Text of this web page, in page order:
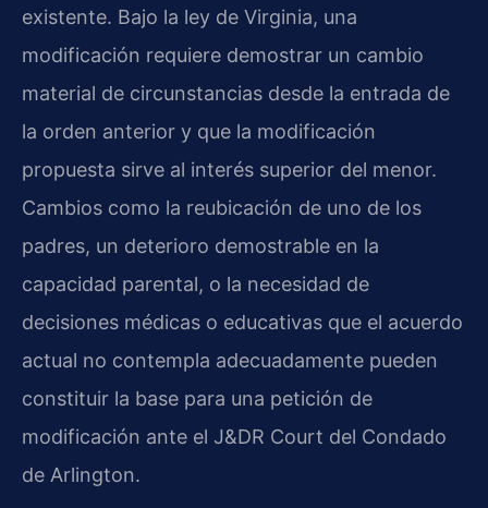
existente. Bajo la ley de Virginia, una
modificación requiere demostrar un cambio
material de circunstancias desde la entrada de
la orden anterior y que la modificación
propuesta sirve al interés superior del menor.
Cambios como la reubicación de uno de los
padres, un deterioro demostrable en la
capacidad parental, o la necesidad de
decisiones médicas o educativas que el acuerdo
actual no contempla adecuadamente pueden
constituir la base para una petición de
modificación ante el J&DR Court del Condado
de Arlington.